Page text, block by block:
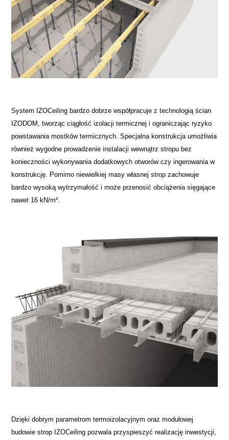
System IZOCeiling bardzo dobrze współpracuje z technologią ścian
IZODOM, tworząc ciągłość izolacji termicznej i ograniczając ryzyko
powstawania mostków termicznych. Specjalna konstrukcja umożliwia
również wygodne prowadzenie instalacji wewnątrz stropu bez
konieczności wykonywania dodatkowych otworów czy ingerowania w
konstrukcję. Pomimo niewielkiej masy własnej strop zachowuje
bardzo wysoką wytrzymałość i może przenosić obciążenia sięgające
nawet 16 kN/m².
Dzięki dobrym parametrom termoizolacyjnym oraz modułowej
budowie strop IZOCeiling pozwala przyspieszyć realizację inwestycji,